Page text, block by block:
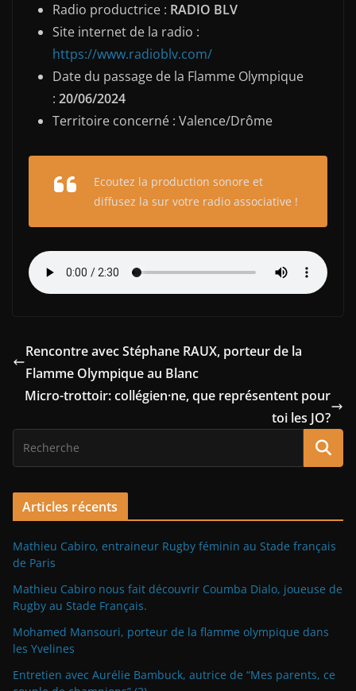
Radio productrice : RADIO BLV
Site internet de la radio :
https://www.radioblv.com/
Date du passage de la Flamme Olympique
: 20/06/2024
Territoire concerné : Valence/Drôme
Ecoutez la production sonore et
diffusez la sur votre radio associative !
Rencontre avec Stéphane RAUX, porteur de la
Flamme Olympique au Blanc
Micro-trottoir: collégien·ne, que représentent pour
toi les JO?
Articles récents
Mathieu Cabiro, entraineur Rugby féminin au Stade français
de Paris
Mathieu Cabiro nous fait découvrir Coumba Dialo, joueuse de
Rugby au Stade Français.
Mohamed Mansouri, porteur de la flamme olympique dans
les Yvelines
Entretien avec Aurélie Bambuck, autrice de “Mes parents, ce